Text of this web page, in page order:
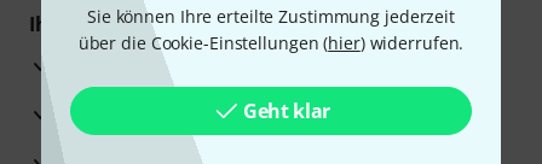
Sie können Ihre erteilte Zustimmung jederzeit
über die Cookie-Einstellungen (hier) widerrufen.
Geht klar
Ihre Vorteile
3 Jahre Thomann Garantie
30 Tage Money-Back-Garantie